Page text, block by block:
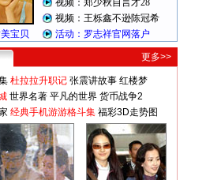
更多>>
杜拉拉升职记 张震讲故事 红楼梦
世界名著 平凡的世界 货币战争2
经典手机游游格斗集 福彩3D走势图